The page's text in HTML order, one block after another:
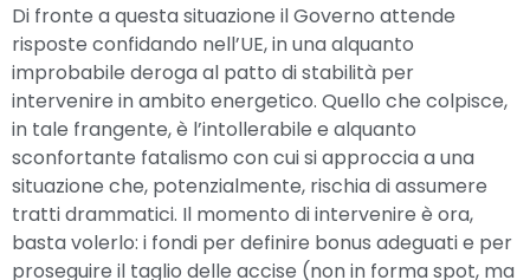
Di fronte a questa situazione il Governo attende
risposte confidando nell’UE, in una alquanto
improbabile deroga al patto di stabilità per
intervenire in ambito energetico. Quello che colpisce,
in tale frangente, è l’intollerabile e alquanto
sconfortante fatalismo con cui si approccia a una
situazione che, potenzialmente, rischia di assumere
tratti drammatici. Il momento di intervenire è ora,
basta volerlo: i fondi per definire bonus adeguati e per
proseguire il taglio delle accise (non in forma spot, ma